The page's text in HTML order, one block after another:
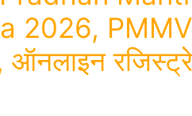
2026,
ऑनलाइन